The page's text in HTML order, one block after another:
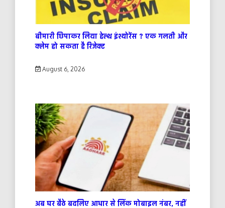
बीमारी छिपाकर लिया हेल्थ इंश्योरेंस ? एक गलती और
क्लेम हो सकता है रिजेक्ट
August 6, 2026
अब घर बैठे बदलिए आधार से लिंक मोबाइल नंबर, नहीं